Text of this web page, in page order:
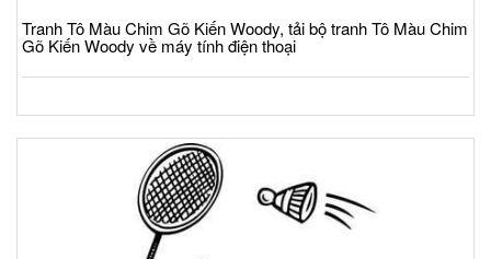
Tranh Tô Màu Chim Gõ Kiến Woody, tải bộ tranh Tô Màu Chim
Gõ Kiến Woody về máy tính điện thoại